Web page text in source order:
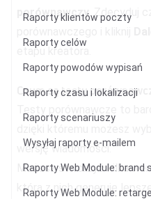
Raporty klientów poczty
Raporty celów
Raporty powodów wypisań
Raporty czasu i lokalizacji
Raporty scenariuszy
Wysyłaj raporty e-mailem
Raporty Web Module: brand
Raporty Web Module:
porównawczy. Zdecyduj
etapu kreatora.
Czym są testy
Testy porównawcze to
dzięki któremu możesz
wersję wiadomości.
Możesz stworzyć kilka
która z nich generuje